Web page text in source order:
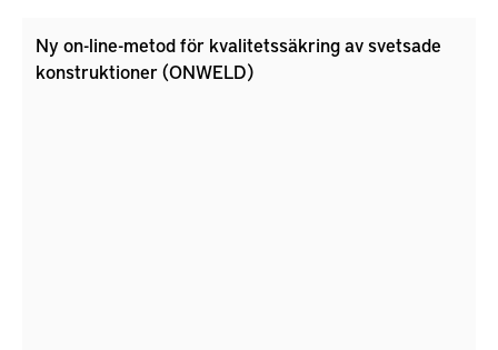
Ny on-line-metod för kvalitetssäkring av svetsade
konstruktioner (ONWELD)